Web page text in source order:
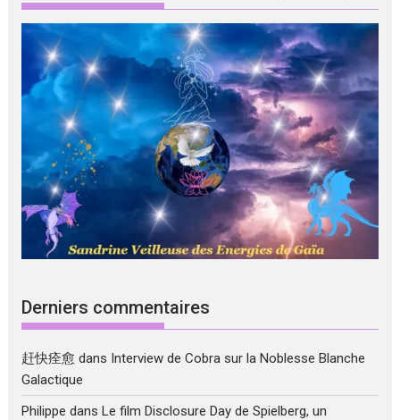
Derniers commentaires
赶快痊愈 dans Interview de Cobra sur la Noblesse Blanche
Galactique
Philippe dansLe film Disclosure Day de Spielberg, un